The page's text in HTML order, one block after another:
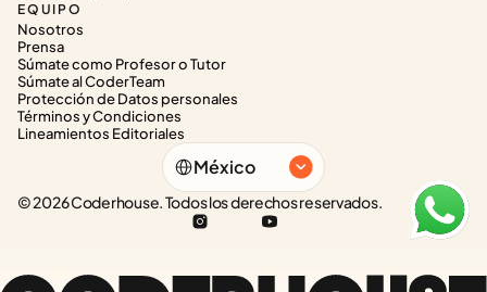
EQUIPO
Nosotros
Prensa
Súmate como Profesor o Tutor
Súmate al CoderTeam
Protección de Datos personales
Términos y Condiciones
Lineamientos Editoriales
Select Language
México
© 2026 Coderhouse. Todos los derechos reservados.